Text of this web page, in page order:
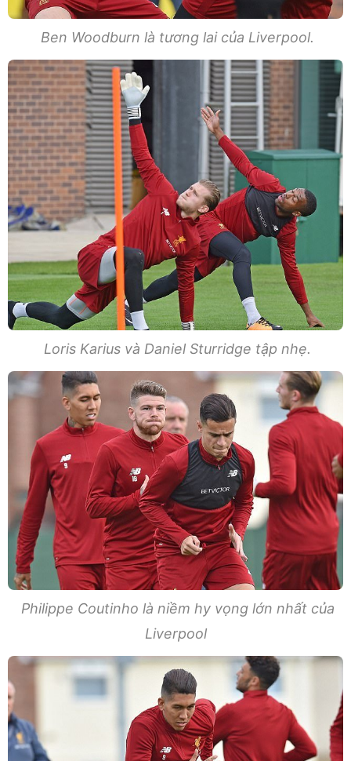
Ben Woodburn là tương lai của Liverpool.
Loris Karius và Daniel Sturridge tập nhẹ.
Philippe Coutinho là niềm hy vọng lớn nhất của
Liverpool